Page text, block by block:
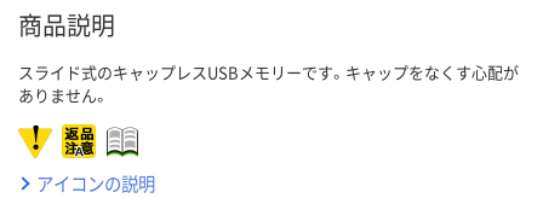
商品説明
スライド式のキャップレスUSBメモリーです。キャップをなくす心配が
ありません。
アイコンの説明